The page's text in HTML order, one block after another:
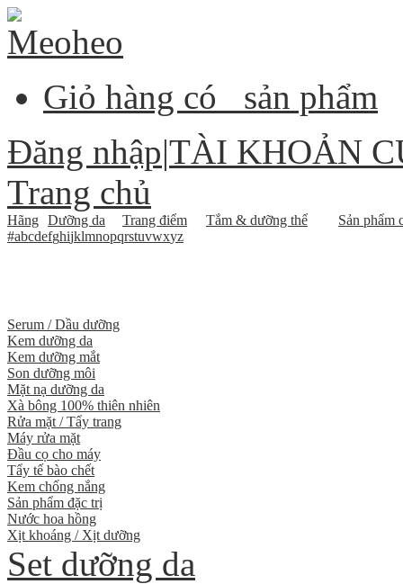
Giỏ hàng có
sản phẩm
Đăng nhập|TÀI KHOẢN
Trang chủ
Hãng Dưỡng da Trang điểm Tắm & dưỡng thể
Sản phẩm
#abcdefghijklmnopqrstuvwxyz
Serum / Dầu dưỡng
Kem dưỡng da
Kem dưỡng mắt
Son dưỡng môi
Mặt nạ dưỡng da
Xà bông 100% thiên nhiên
Rửa mặt / Tẩy trang
Máy rửa mặt
Đầu cọ cho máy
Tẩy tế bào chết
Kem chống nắng
Sản phẩm đặc trị
Nước hoa hồng
Xịt khoáng / Xịt dưỡng
Set dưỡng da